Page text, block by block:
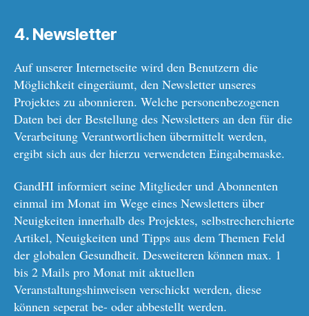
4. Newsletter
Auf unserer Internetseite wird den Benutzern die
Möglichkeit eingeräumt, den Newsletter unseres
Projektes zu abonnieren. Welche personenbezogenen
Daten bei der Bestellung des Newsletters an den für die
Verarbeitung Verantwortlichen übermittelt werden,
ergibt sich aus der hierzu verwendeten Eingabemaske.
GandHI informiert seine Mitglieder und Abonnenten
einmal im Monat im Wege eines Newsletters über
Neuigkeiten innerhalb des Projektes, selbstrecherchierte
Artikel, Neuigkeiten und Tipps aus dem Themen Feld
der globalen Gesundheit. Desweiteren können max. 1
bis 2 Mails pro Monat mit aktuellen
Veranstaltungshinweisen verschickt werden, diese
können seperat be- oder abbestellt werden.